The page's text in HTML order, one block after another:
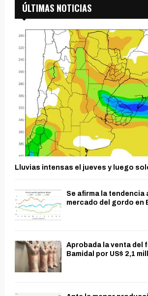
ÚLTIMAS NOTICIAS
Lluvias intensas el jueves y luego
Se afirma la tendencia
mercado del gordo en
Aprobada la venta del
Bamidal por US$ 2,1